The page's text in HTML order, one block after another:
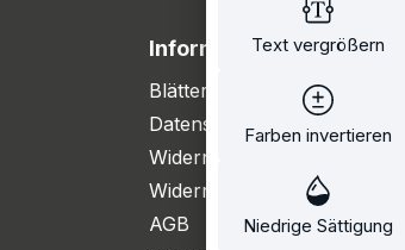
Information
Blätterkatalog
Datenschutzerklärung
Widerrufsbelehrung
Widerrufsformular
AGB
Text vergrößern
Farben invertieren
Niedrige Sättigung